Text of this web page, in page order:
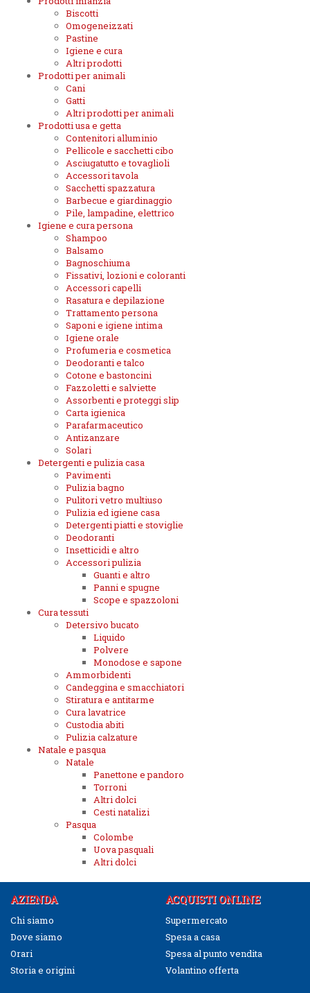
Biscotti
Omogeneizzati
Pastine
Igiene e cura
Altri prodotti
Prodotti per animali
Cani
Gatti
Altri prodotti per animali
Prodotti usa e getta
Contenitori alluminio
Pellicole e sacchetti cibo
Asciugatutto e tovaglioli
Accessori tavola
Sacchetti spazzatura
Barbecue e giardinaggio
Pile, lampadine, elettrico
Igiene e cura persona
Shampoo
Balsamo
Bagnoschiuma
Fissativi, lozioni e coloranti
Accessori capelli
Rasatura e depilazione
Trattamento persona
Saponi e igiene intima
Igiene orale
Profumeria e cosmetica
Deodoranti e talco
Cotone e bastoncini
Fazzoletti e salviette
Assorbenti e proteggi slip
Carta igienica
Parafarmaceutico
Antizanzare
Solari
Detergenti e pulizia casa
Pavimenti
Pulizia bagno
Pulitori vetro multiuso
Pulizia ed igiene casa
Detergenti piatti e stoviglie
Deodoranti
Insetticidi e altro
Accessori pulizia
Guanti e altro
Panni e spugne
Scope e spazzoloni
Cura tessuti
Detersivo bucato
Liquido
Polvere
Monodose e sapone
Ammorbidenti
Candeggina e smacchiatori
Stiratura e antitarme
Cura lavatrice
Custodia abiti
Pulizia calzature
Natale e pasqua
Natale
Panettone e pandoro
Torroni
Altri dolci
Cesti natalizi
Pasqua
Colombe
Uova pasquali
Altri dolci
AZIENDA
Chi siamo
Dove siamo
Orari
Storia e origini
ACQUISTI ONLINE
Supermercato
Spesa a casa
Spesa al punto vendita
Volantino offerta